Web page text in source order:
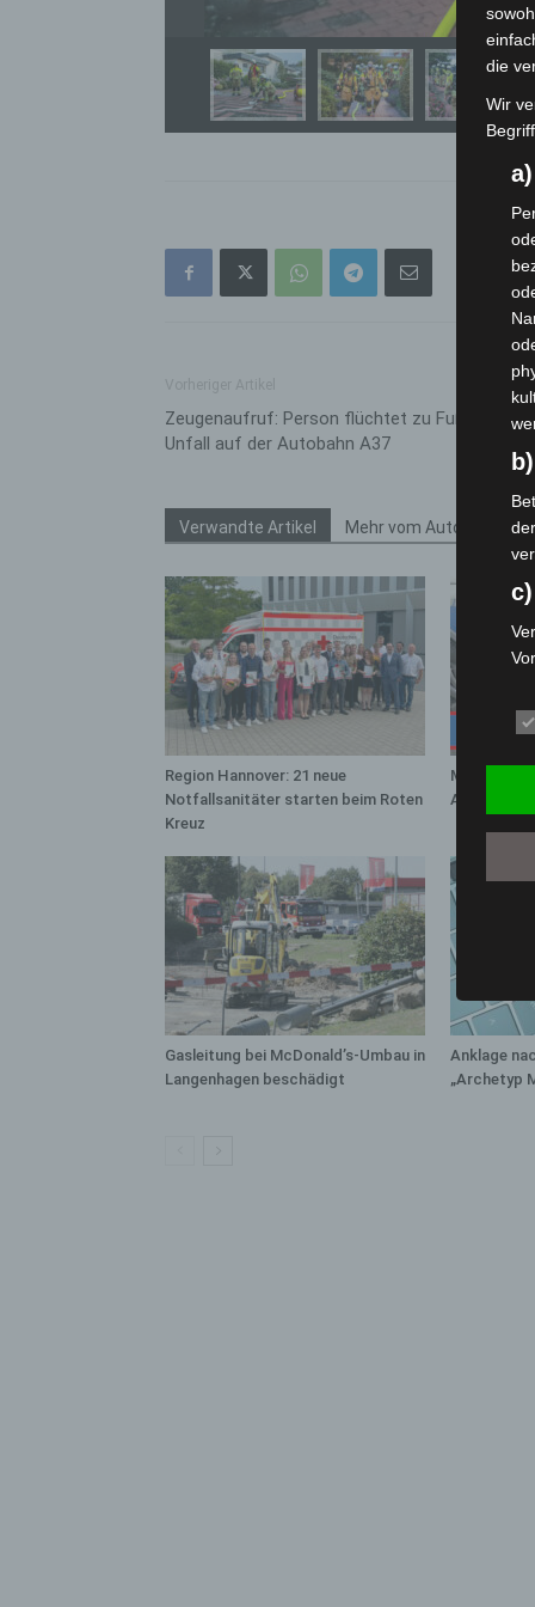
Zeugenaufruf: Person flüchtet zu Fuß nach
Unfall auf der Autobahn A37
Verwandte Artikel Mehr vom Autor
Region Hannover: 21 neue
Notfallsanitäter starten beim Roten
Kreuz
Mann läuft
A7 –
Gasleitung bei McDonald’s-Umbau in
Langenhagen beschädigt
Anklage
„Archetyp
die
Wir